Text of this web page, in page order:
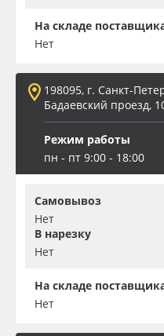
На складе
Нет
198095, г. Санкт-
Бадаевский проезд,
Режим работы
пн - пт 9:00 - 18:00
Самовывоз
Нет
В нарезку
Нет
На складе
Нет